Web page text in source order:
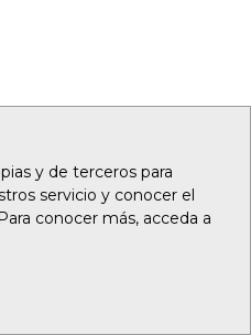
y de terceros para
servicio y conocer el
conocer más, acceda a